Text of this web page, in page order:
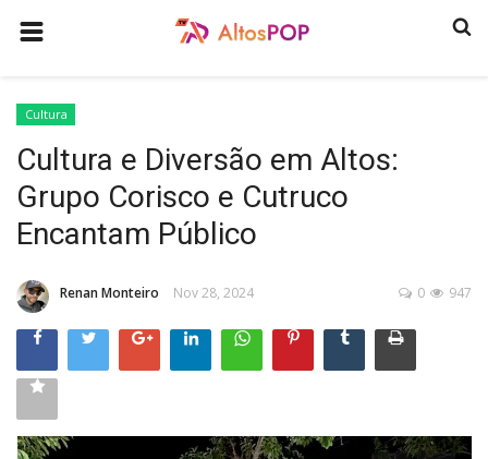
COMO ANUNCIAR
HISTÓRIA
ULTIMAS NOTICIAS
PROGRAMAS
QUEM SOMOS
CONTATO
Cultura
Cultura e Diversão em Altos:
Grupo Corisco e Cutruco
Encantam Público
Renan Monteiro Nov 28, 2024 947
0